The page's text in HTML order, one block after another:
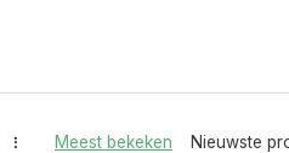
Meest bekeken Nieuwste